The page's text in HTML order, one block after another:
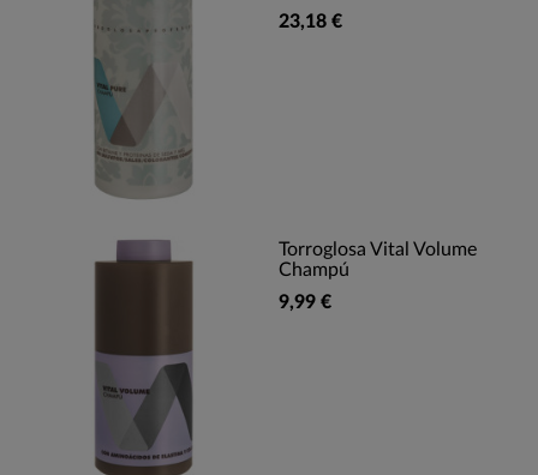
23,18 €
Torroglosa Vital Volume
Champú
9,99 €